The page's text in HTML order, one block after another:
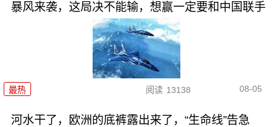
暴风来袭，这局决不能输，想赢一定要和中国联手
最热 阅读 13138 08-05
河水干了，欧洲的底裤露出来了，“生命线”告急